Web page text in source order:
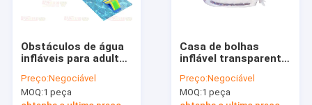
Obstáculos de água
infláveis para adultos
Lake Ocean
Preço:Negociável
MOQ:1 peça
Casa de bolhas
inflável transparente
acampamento em
família
Preço:Negociável
MOQ:1 peça